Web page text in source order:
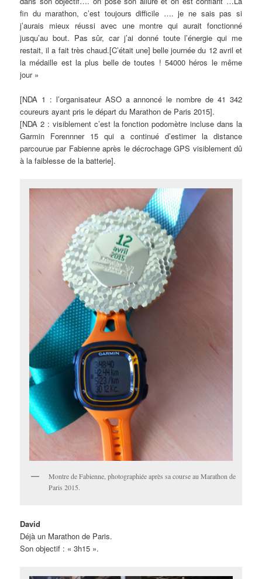
fin du marathon, c’est toujours difficile …. je ne sais pas si
j’aurais mieux réussi avec une montre qui aurait fonctionné
jusqu’au bout. Pas sûr, car j’ai donné toute l’énergie qui me
restait, il a fait très chaud.[C’était une] belle journée du 12 avril et
la médaille est la plus belle de toutes ! 54000 héros le même
jour »
[NDA 1 : l’organisateur ASO a annoncé le nombre de 41 342
coureurs ayant pris le départ du Marathon de Paris 2015].
[NDA 2 : visiblement c’est la fonction podomètre incluse dans la
Garmin Forennner 15 qui a continué d’estimer la distance
parcourue par Fabienne après le décrochage GPS visiblement dû
à la faiblesse de la batterie].
Montre de Fabienne, photographiée après sa course au Marathon de
Paris 2015.
David
Déjà un Marathon de Paris.
Son objectif : « 3h15 ».